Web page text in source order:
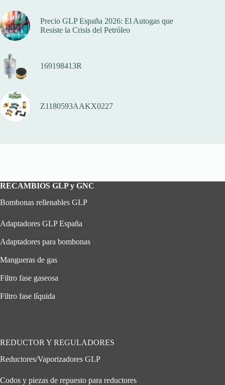
Precio GLP España 2026: El Autogas que
Resiste la Crisis del Petróleo
169198413R
Z1180593AAKX0227
RECAMBIOS GLP y GNC
Bombonas rellenables GLP
Adaptadores GLP España
Adaptadores para bombonas
Mangueras de gas
Filtro fase gaseosa
Filtro fase líquida
REDUCTOR Y REGULADORES
Reductores/Vaporizadores GLP
Codos y piezas de repuesto para reductores